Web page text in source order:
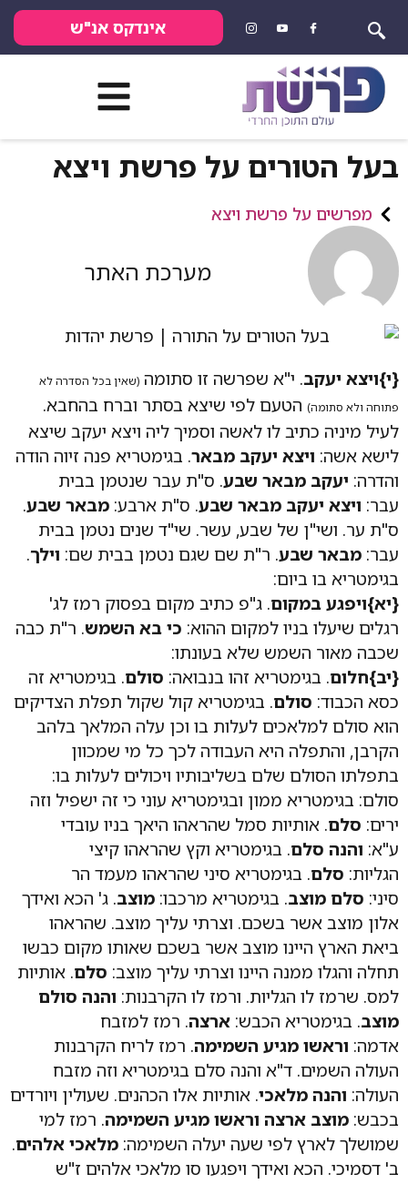
אינדקס אנ"ש
בעל הטורים על פרשת ויצא
מפרשים על פרשת ויצא
מערכת האתר
{י}ויצא יעקב. י"א שפרשה זו סתומה (שאין בכל הסדרה לא
פתוחה ולא סתומה) הטעם לפי שיצא בסתר וברח בהחבא.
לעיל מיניה כתיב לו לאשה וסמיך ליה ויצא יעקב שיצא
לישא אשה: ויצא יעקב מבאר. בגימטריא פנה זיוה הודה
והדרה: יעקב מבאר שבע. ס"ת עבר שנטמן בבית
עבר: ויצא יעקב מבאר שבע. ס"ת ארבע: מבאר שבע.
ס"ת ער. ושי"ן של שבע, עשר. שי"ד שנים נטמן בבית
עבר: מבאר שבע. ר"ת שם שגם נטמן בבית שם: וילך.
בגימטריא בו ביום:
{יא}ויפגע במקום. ג"פ כתיב מקום בפסוק רמז לג'
רגלים שיעלו בניו למקום ההוא: כי בא השמש. ר"ת כבה
שכבה מאור השמש שלא בעונתו:
{יב}חלום. בגימטריא זהו בנבואה: סולם. בגימטריא זה
כסא הכבוד: סולם. בגימטריא קול שקול תפלת הצדיקים
הוא סולם למלאכים לעלות בו וכן עלה המלאך בלהב
הקרבן, והתפלה היא העבודה לכך כל מי שמכוון
בתפלתו הסולם שלם בשליבותיו ויכולים לעלות בו:
סולם: בגימטריא ממון ובגימטריא עוני כי זה ישפיל וזה
ירים: סלם. אותיות סמל שהראהו היאך בניו עובדי
ע"א: והנה סלם. בגימטריא וקץ שהראהו קיצי
הגליות: סלם. בגימטריא סיני שהראהו מעמד הר
סיני: סלם מוצב. בגימטריא מרכבו: מוצב. ג' הכא ואידך
אלון מוצב אשר בשכם. וצרתי עליך מוצב. שהראהו
ביאת הארץ היינו מוצב אשר בשכם שאותו מקום כבשו
תחלה והגלו ממנה היינו וצרתי עליך מוצב: סלם. אותיות
למס. שרמז לו הגליות. ורמז לו הקרבנות: והנה סולם
מוצב. בגימטריא הכבש: ארצה. רמז למזבח
אדמה: וראשו מגיע השמימה. רמז לריח הקרבנות
העולה השמים. ד"א והנה סלם בגימטריא וזה מזבח
העולה: והנה מלאכי. אותיות אלו הכהנים. שעולין ויורדים
בכבש: מוצב ארצה וראשו מגיע השמימה. רמז למי
שמושלך לארץ לפי שעה יעלה השמימה: מלאכי אלהים.
ב' דסמיכי. הכא ואידך ויפגעו סו מלאכי אלהים ז"ש